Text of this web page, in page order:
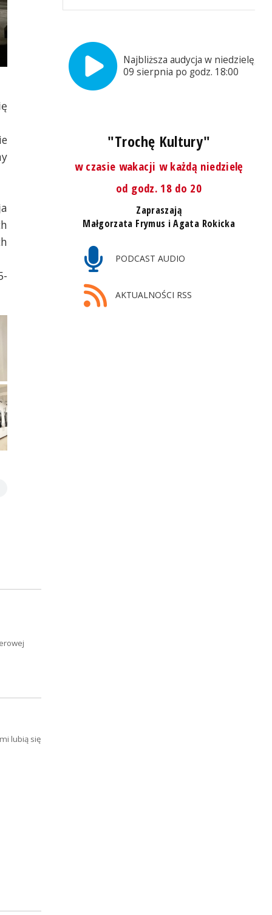
Najbliższa audycja w niedzielę,
09 sierpnia po godz. 18:00
"Trochę Kultury"
w czasie wakacji w każdą niedzielę
od godz. 18 do 20
Zapraszają
Małgorzata Frymus i Agata Rokicka
PODCAST AUDIO
AKTUALNOŚCI RSS
lubią się